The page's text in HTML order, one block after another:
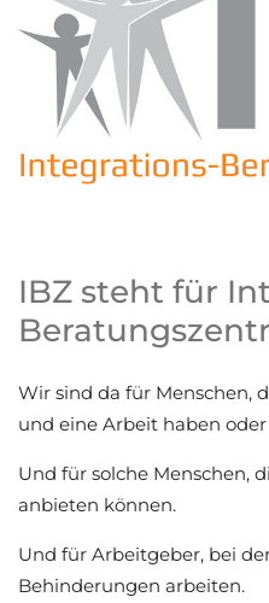
IBZ steht für
Wir sind da für Menschen,
und eine Arbeit haben
Und für solche Menschen,
anbieten können.
Und für Arbeitgeber, bei
Behinderungen arbeiten.